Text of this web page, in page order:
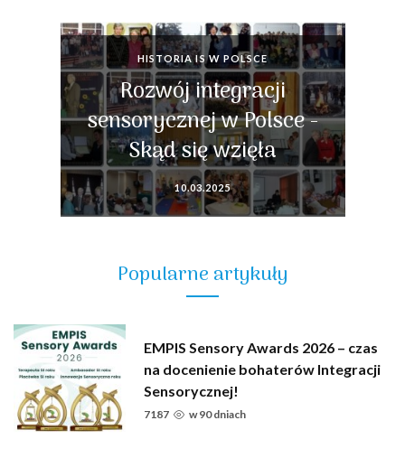
HISTORIA IS W POLSCE
Rozwój integracji
sensorycznej w Polsce -
Skąd się wzięła
10.03.2025
Popularne artykuły
EMPIS Sensory Awards 2026 – czas
na docenienie bohaterów Integracji
Sensorycznej!
7187 w90 dniach